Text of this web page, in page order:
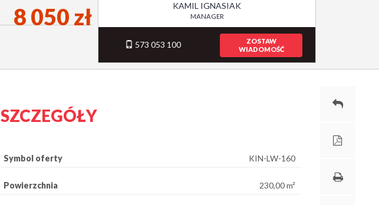
8 050 zł KAMIL IGNASIAK
MANAGER
573 053 100
ZOSTAW
WIADOMOŚĆ
SZCZEGÓŁY
Symbol oferty KIN-LW-160
Powierzchnia 230,00 m²